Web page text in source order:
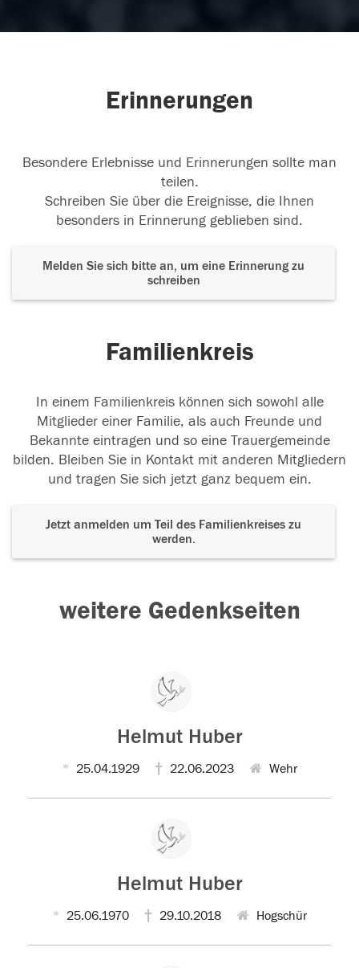
Erinnerungen
Besondere Erlebnisse und Erinnerungen sollte man
teilen.
Schreiben Sie über die Ereignisse, die Ihnen
besonders in Erinnerung geblieben sind.
Melden Sie sich bitte an, um eine Erinnerung zu
schreiben
Familienkreis
In einem Familienkreis können sich sowohl alle
Mitglieder einer Familie, als auch Freunde und
Bekannte eintragen und so eine Trauergemeinde
bilden. Bleiben Sie in Kontakt mit anderen Mitgliedern
und tragen Sie sich jetzt ganz bequem ein.
Jetzt anmelden um Teil des Familienkreises zu
werden.
weitere Gedenkseiten
Helmut Huber
25.04.1929 22.06.2023 Wehr
Helmut Huber
25.06.1970 29.10.2018 Hogschür